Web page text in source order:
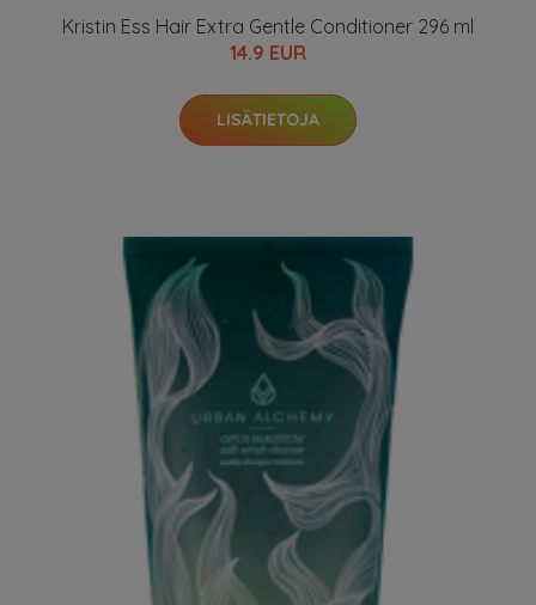
Kristin Ess Hair Extra Gentle Conditioner 296 ml
14.9 EUR
LISÄTIETOJA